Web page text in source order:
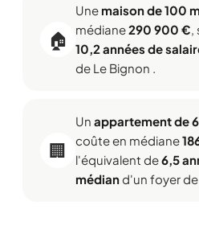
🏠
Une maison de 100
médiane290 900 €,
10,2 années de
de Le Bignon .
🏢
Un appartement de
coûte en médiane
l'équivalent de6,5
médiand'un foyer de